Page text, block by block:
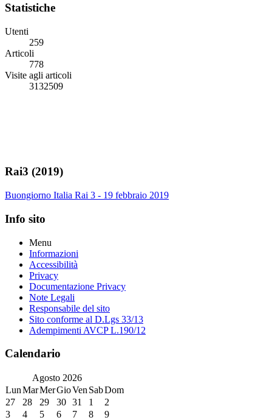
Statistiche
Utenti
259
Articoli
778
Visite agli articoli
3132509
Rai3 (2019)
Buongiorno Italia Rai 3 - 19 febbraio 2019
Info sito
Menu
Informazioni
Accessibilità
Privacy
Documentazione Privacy
Note Legali
Responsabile del sito
Sito conforme al D.Lgs 33/13
Adempimenti AVCP L.190/12
Calendario
Agosto 2026
LunMarMerGioVen SabDom
27
28 29 30 31 1
2
3
4 5 6 7 8
9